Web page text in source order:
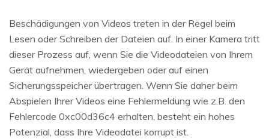
Beschädigungen von Videos treten in der Regel beim
Lesen oder Schreiben der Dateien auf. In einer Kamera tritt
dieser Prozess auf, wenn Sie die Videodateien von Ihrem
Gerät aufnehmen, wiedergeben oder auf einen
Sicherungsspeicher übertragen. Wenn Sie daher beim
Abspielen Ihrer Videos eine Fehlermeldung wie z.B. den
Fehlercode 0xc00d36c4 erhalten, besteht ein hohes
Potenzial, dass Ihre Videodatei korrupt ist.